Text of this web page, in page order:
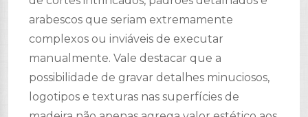
arabescos que seriam extremamente
complexos ou inviáveis de executar
manualmente. Vale destacar que a
possibilidade de gravar detalhes minuciosos,
logotipos e texturas nas superfícies de